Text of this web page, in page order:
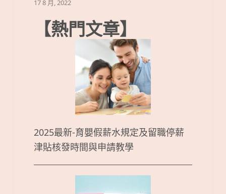
17 8 月, 2022
【熱門文章】
2025最新-育嬰假薪水規定及留職停薪
津貼核發時間與申請教學